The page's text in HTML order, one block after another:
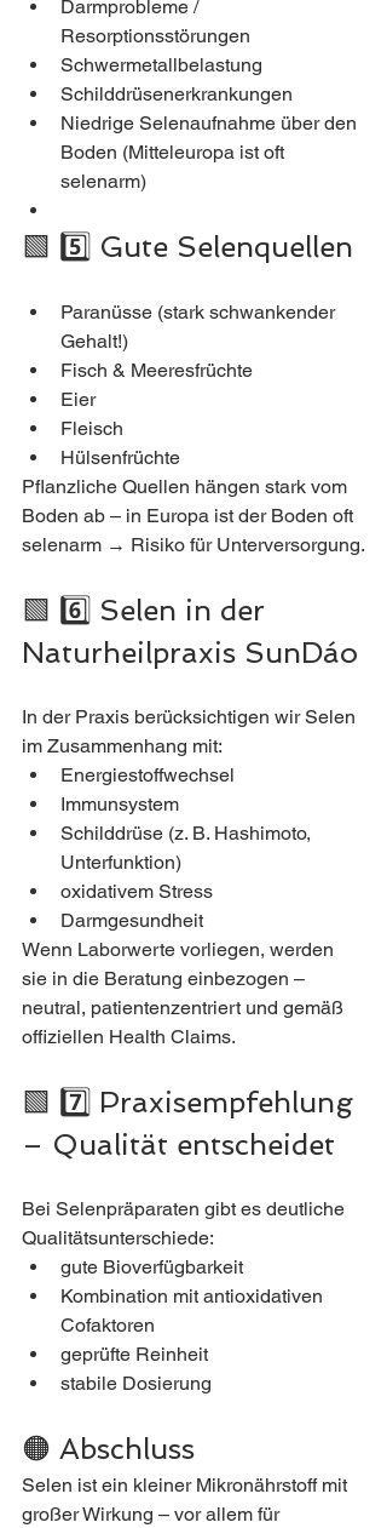
Darmprobleme /
Resorptionsstörungen
Schwermetallbelastung
Schilddrüsenerkrankungen
Niedrige Selenaufnahme über den
Boden (Mitteleuropa ist oft
selenarm)
🟩 5️⃣ Gute Selenquellen
Paranüsse (stark schwankender
Gehalt!)
Fisch & Meeresfrüchte
Eier
Fleisch
Hülsenfrüchte
Pflanzliche Quellen hängen stark vom
Boden ab – in Europa ist der Boden oft
selenarm → Risiko für Unterversorgung.
🟩 6️⃣ Selen in der
Naturheilpraxis SunDáo
In der Praxis berücksichtigen wir Selen
im Zusammenhang mit:
Energiestoffwechsel
Immunsystem
Schilddrüse (z. B. Hashimoto,
Unterfunktion)
oxidativem Stress
Darmgesundheit
Wenn Laborwerte vorliegen, werden
sie in die Beratung einbezogen –
neutral, patientenzentriert und gemäß
offiziellen Health Claims.
🟩 7️⃣ Praxisempfehlung
– Qualität entscheidet
Bei Selenpräparaten gibt es deutliche
Qualitätsunterschiede:
gute Bioverfügbarkeit
Kombination mit antioxidativen
Cofaktoren
geprüfte Reinheit
stabile Dosierung
🟠 Abschluss
Selen ist ein kleiner Mikronährstoff mit
großer Wirkung – vor allem für